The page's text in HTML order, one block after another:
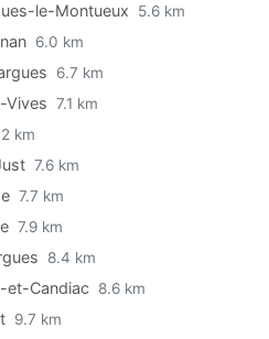
le-Montueux 5.6 km
6.0 km
6.7 km
Vives 7.1 km
km
7.6 km
7.7 km
7.9 km
8.4 km
et-Candiac 8.6 km
9.7 km